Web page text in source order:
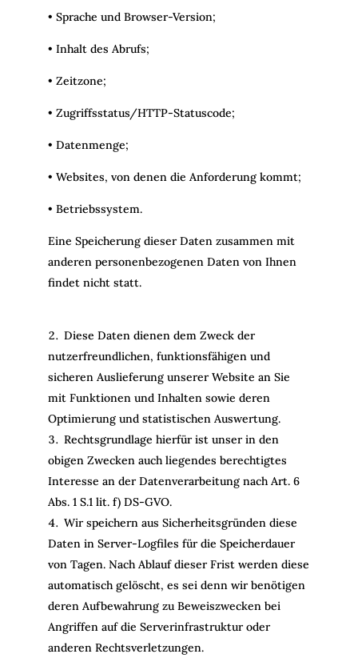
• Sprache und Browser-Version;
• Inhalt des Abrufs;
• Zeitzone;
• Zugriffsstatus/HTTP-Statuscode;
• Datenmenge;
• Websites, von denen die Anforderung kommt;
• Betriebssystem.
Eine Speicherung dieser Daten zusammen mit
anderen personenbezogenen Daten von Ihnen
findet nicht statt.
Diese Daten dienen dem Zweck der
nutzerfreundlichen, funktionsfähigen und
sicheren Auslieferung unserer Website an Sie
mit Funktionen und Inhalten sowie deren
Optimierung und statistischen Auswertung.
Rechtsgrundlage hierfür ist unser in den
obigen Zwecken auch liegendes berechtigtes
Interesse an der Datenverarbeitung nach Art. 6
Abs. 1 S.1 lit. f) DS-GVO.
Wir speichern aus Sicherheitsgründen diese
Daten in Server-Logfiles für die Speicherdauer
von Tagen. Nach Ablauf dieser Frist werden diese
automatisch gelöscht, es sei denn wir benötigen
deren Aufbewahrung zu Beweiszwecken bei
Angriffen auf die Serverinfrastruktur oder
anderen Rechtsverletzungen.